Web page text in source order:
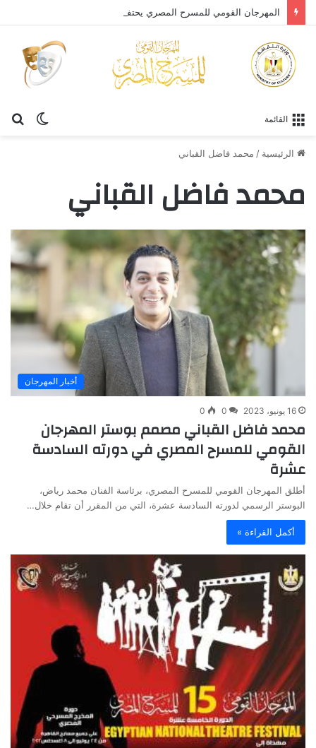
الوضع
القائمة
الرئيسية / محمد فاضل القباني
محمد فاضل القباني
أخبار المهرجان
16 يونيو، 2023 0
0
محمد فاضل القباني مصمم بوستر المهرجان
القومي للمسرح المصري في دورته السادسة
عشرة
أطلق المهرجان القومي للمسرح المصري، برئاسة الفنان محمد رياض،
البوستر الرسمي لدورته السادسة عشرة، التي من المقرر أن تقام خلال…
أكمل القراءة »